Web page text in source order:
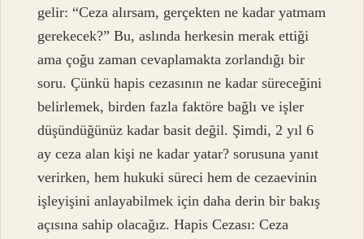
gelir: “Ceza alırsam, gerçekten ne kadar yatmam
gerekecek?” Bu, aslında herkesin merak ettiği
ama çoğu zaman cevaplamakta zorlandığı bir
soru. Çünkü hapis cezasının ne kadar süreceğini
belirlemek, birden fazla faktöre bağlı ve işler
düşündüğünüz kadar basit değil. Şimdi, 2 yıl 6
ay ceza alan kişi ne kadar yatar? sorusuna yanıt
verirken, hem hukuki süreci hem de cezaevinin
işleyişini anlayabilmek için daha derin bir bakış
açısına sahip olacağız. Hapis Cezası: Ceza